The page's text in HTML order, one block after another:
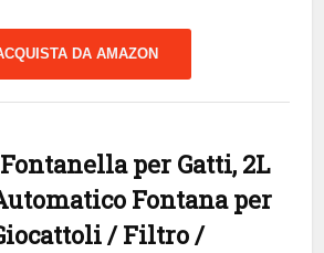
DA AMAZON
per Gatti, 2L
Fontana per
/ Filtro /